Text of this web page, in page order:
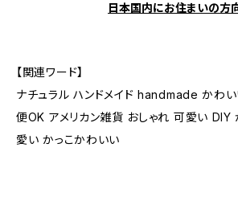
日本国内にお住まいの方
【関連ワード】
ナチュラル ハンドメイド handmade かわ
便OK アメリカン雑貨 おしゃれ 可愛い DIY
愛い かっこかわいい